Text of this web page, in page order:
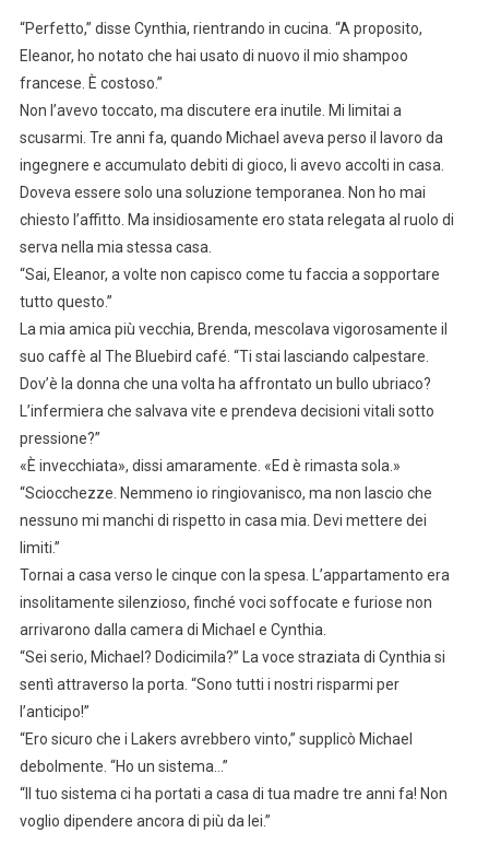
“Perfetto,” disse Cynthia, rientrando in cucina. “A proposito,
Eleanor, ho notato che hai usato di nuovo il mio shampoo
francese. È costoso.”
Non l’avevo toccato, ma discutere era inutile. Mi limitai a
scusarmi. Tre anni fa, quando Michael aveva perso il lavoro da
ingegnere e accumulato debiti di gioco, li avevo accolti in casa.
Doveva essere solo una soluzione temporanea. Non ho mai
chiesto l’affitto. Ma insidiosamente ero stata relegata al ruolo di
serva nella mia stessa casa.
“Sai, Eleanor, a volte non capisco come tu faccia a sopportare
tutto questo.”
La mia amica più vecchia, Brenda, mescolava vigorosamente il
suo caffè al The Bluebird café. “Ti stai lasciando calpestare.
Dov’è la donna che una volta ha affrontato un bullo ubriaco?
L’infermiera che salvava vite e prendeva decisioni vitali sotto
pressione?”
«È invecchiata», dissi amaramente. «Ed è rimasta sola.»
“Sciocchezze. Nemmeno io ringiovanisco, ma non lascio che
nessuno mi manchi di rispetto in casa mia. Devi mettere dei
limiti.”
Tornai a casa verso le cinque con la spesa. L’appartamento era
insolitamente silenzioso, finché voci soffocate e furiose non
arrivarono dalla camera di Michael e Cynthia.
“Sei serio, Michael? Dodicimila?” La voce straziata di Cynthia si
sentì attraverso la porta. “Sono tutti i nostri risparmi per
l’anticipo!”
“Ero sicuro che i Lakers avrebbero vinto,” supplicò Michael
debolmente. “Ho un sistema…”
“Il tuo sistema ci ha portati a casa di tua madre tre anni fa! Non
voglio dipendere ancora di più da lei.”